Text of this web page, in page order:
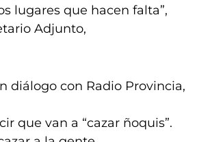
lugares que hacen falta”,
Adjunto,
diálogo con Radio Provincia,
que van a “cazar ñoquis”.